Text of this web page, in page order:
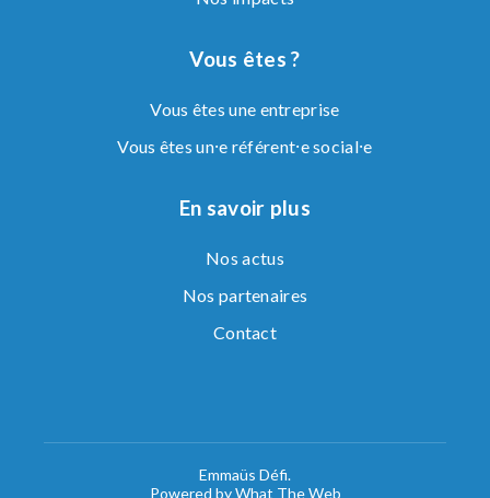
Vous êtes ?
Vous êtes une entreprise
Vous êtes un⸱e référent⸱e social⸱e
En savoir plus
Nos actus
Nos partenaires
Contact
Emmaüs Défi.
Powered by What The Web